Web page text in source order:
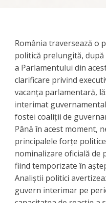
România traversează o
politică prelungită,
a Parlamentului din
clarificare privind
vacanța parlamentară,
interimat
fostei coaliții de
Până în acest moment,
principalele forțe
nominalizare oficială de
fiind temporizate în
Analiștii politici
guvern interimar pe